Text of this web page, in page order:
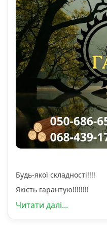
Будь-якої складності!!!!
Якість гарантую!!!!!!!!
Читати далі...